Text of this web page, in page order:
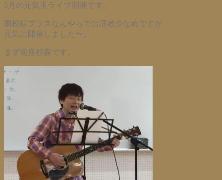
5月の元気玉ライブ開催です。
雨模様プラスなんやらで出演者少なめですが
元気に開催しました〜。
まず前座杉森です。